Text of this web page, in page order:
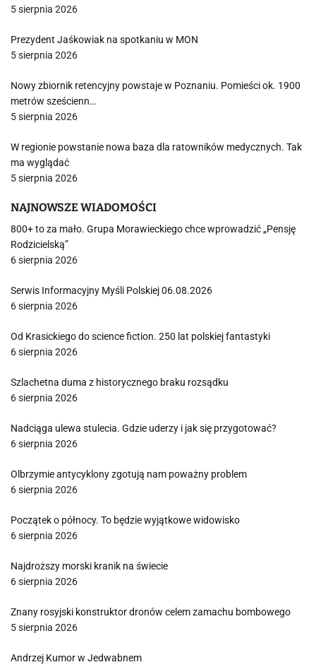
5 sierpnia 2026
Prezydent Jaśkowiak na spotkaniu w MON
5 sierpnia 2026
Nowy zbiornik retencyjny powstaje w Poznaniu. Pomieści ok. 1900
metrów sześcienn…
5 sierpnia 2026
W regionie powstanie nowa baza dla ratowników medycznych. Tak
ma wyglądać
5 sierpnia 2026
NAJNOWSZE WIADOMOŚCI
800+ to za mało. Grupa Morawieckiego chce wprowadzić „Pensję
Rodzicielską”
6 sierpnia 2026
Serwis Informacyjny Myśli Polskiej 06.08.2026
6 sierpnia 2026
Od Krasickiego do science fiction. 250 lat polskiej fantastyki
6 sierpnia 2026
Szlachetna duma z historycznego braku rozsądku
6 sierpnia 2026
Nadciąga ulewa stulecia. Gdzie uderzy i jak się przygotować?
6 sierpnia 2026
Olbrzymie antycyklony zgotują nam poważny problem
6 sierpnia 2026
Początek o północy. To będzie wyjątkowe widowisko
6 sierpnia 2026
Najdroższy morski kranik na świecie
6 sierpnia 2026
Znany rosyjski konstruktor dronów celem zamachu bombowego
5 sierpnia 2026
Andrzej Kumor w Jedwabnem